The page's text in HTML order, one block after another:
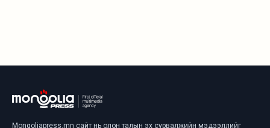
Mongoliapress.mn сайт нь олон талын эх сурвалжийн мэдээллийг